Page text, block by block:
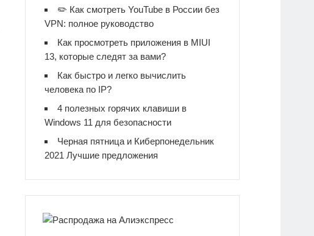
✏️ Как смотреть YouTube в России без
VPN: полное руководство
Как просмотреть приложения в MIUI
13, которые следят за вами?
Как быстро и легко вычислить
человека по IP?
4 полезных горячих клавиши в
Windows 11 для безопасности
Черная пятница и Киберпонедельник
2021 Лучшие предложения